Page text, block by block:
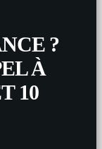
?
À
10